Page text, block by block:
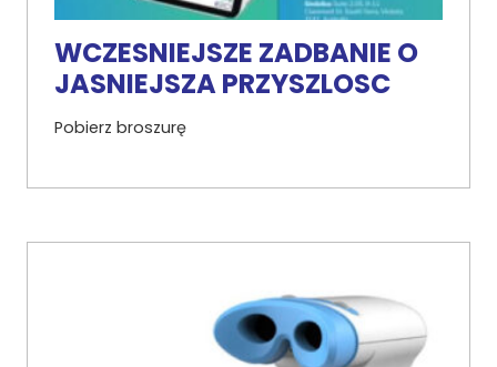
WCZESNIEJSZE ZADBANIE O
JASNIEJSZA PRZYSZLOSC
Pobierz broszurę